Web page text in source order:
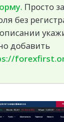
Просто
без
добавить